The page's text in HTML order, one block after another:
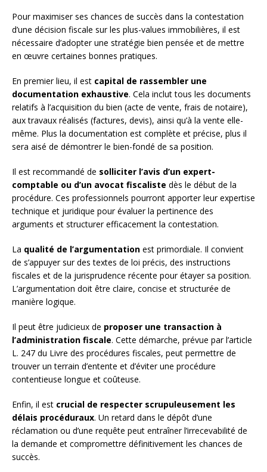
Pour maximiser ses chances de succès dans la contestation
d’une décision fiscale sur les plus-values immobilières, il est
nécessaire d’adopter une stratégie bien pensée et de mettre
en œuvre certaines bonnes pratiques.
En premier lieu, il est capital de rassembler une
documentation exhaustive. Cela inclut tous les documents
relatifs à l’acquisition du bien (acte de vente, frais de notaire),
aux travaux réalisés (factures, devis), ainsi qu’à la vente elle-
même. Plus la documentation est complète et précise, plus il
sera aisé de démontrer le bien-fondé de sa position.
Il est recommandé de solliciter l’avis d’un expert-
comptable ou d’un avocat fiscaliste dès le début de la
procédure. Ces professionnels pourront apporter leur expertise
technique et juridique pour évaluer la pertinence des
arguments et structurer efficacement la contestation.
La qualité de l’argumentation est primordiale. Il convient
de s’appuyer sur des textes de loi précis, des instructions
fiscales et de la jurisprudence récente pour étayer sa position.
L’argumentation doit être claire, concise et structurée de
manière logique.
Il peut être judicieux de proposer une transaction à
l’administration fiscale. Cette démarche, prévue par l’article
L. 247 du Livre des procédures fiscales, peut permettre de
trouver un terrain d’entente et d’éviter une procédure
contentieuse longue et coûteuse.
Enfin, il est crucial de respecter scrupuleusement les
délais procéduraux. Un retard dans le dépôt d’une
réclamation ou d’une requête peut entraîner l’irrecevabilité de
la demande et compromettre définitivement les chances de
succès.